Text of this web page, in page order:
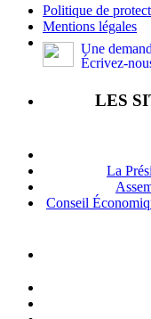
Politique de
Mentions légales
Une
Écrivez-
LES
La
Conseil